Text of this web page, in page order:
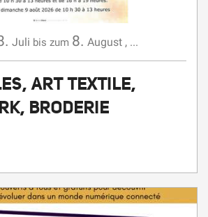
Juli bis zum August,
ART TEXTILE,
BRODERIE